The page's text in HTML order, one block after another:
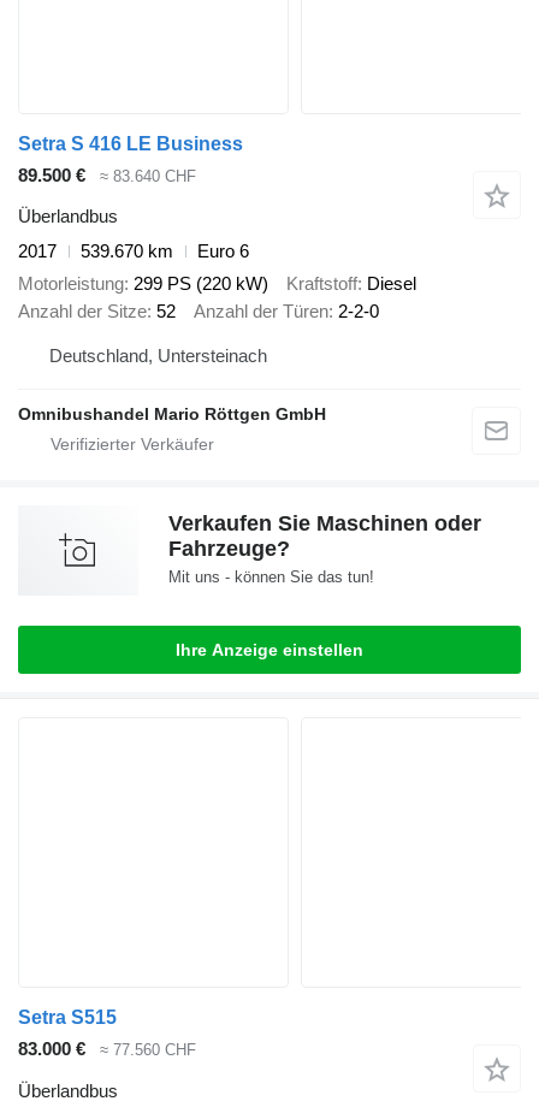
Setra S 416 LE Business
89.500 €
≈ 83.640 CHF
Überlandbus
2017
539.670 km
Euro 6
Motorleistung 299 PS (220 kW) Kraftstoff Diesel
Anzahl der Sitze 52 Anzahl der Türen 2-2-0
Deutschland, Untersteinach
Omnibushandel Mario Röttgen GmbH
Verkaufen Sie Maschinen oder
Fahrzeuge?
Mit uns - können Sie das tun!
Ihre Anzeige einstellen
Setra S515
83.000 €
≈ 77.560 CHF
Überlandbus